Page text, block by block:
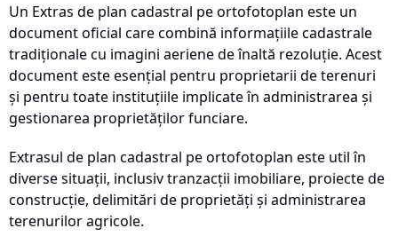
Un Extras de plan cadastral pe ortofotoplan este un
document oficial care combină informațiile cadastrale
tradiționale cu imagini aeriene de înaltă rezoluție. Acest
document este esențial pentru proprietarii de terenuri
și pentru toate instituțiile implicate în administrarea și
gestionarea proprietăților funciare.
Extrasul de plan cadastral pe ortofotoplan este util în
diverse situații, inclusiv tranzacții imobiliare, proiecte de
construcție, delimitări de proprietăți și administrarea
terenurilor agricole.